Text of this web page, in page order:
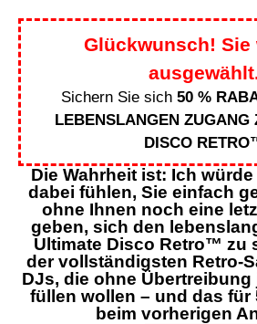
Glückwunsch! Sie
Sichern Sie sich 50 %
LEBENSLANGEN ZUGANG
DISCO
Die Wahrheit ist: Ich
dabei fühlen, Sie einfach
ohne Ihnen noch eine
geben, sich den
Ultimate Disco Retro™ zu
der vollständigsten Retro-
DJs, die ohne Übertreibung
füllen wollen – und das für
beim vorherigen